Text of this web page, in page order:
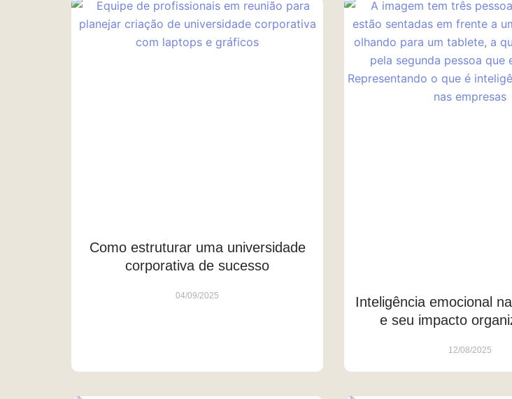
Como estruturar uma universidade
corporativa de sucesso
04/09/2025
Inteligência emocional
e seu impacto
12/08/2025